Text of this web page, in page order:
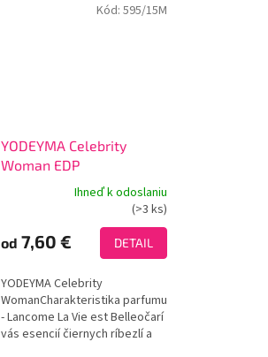
YODEYMA Celebrity
Woman EDP
produktu
je
z
5
hviezdičiek.
Ihneď k odoslaniu
(>3 ks)
od 7,60 € DETAIL
YODEYMA Celebrity
WomanCharakteristika parfumu
- Lancome La Vie est Belleočarí
vás esencií čiernych ríbezlí a
Kód: 595/15M